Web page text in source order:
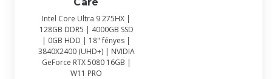
Intel Core Ultra 9 275HX |
128GB DDR5 | 4000GB SSD
| 0GB HDD | 18" fényes |
3840X2400 (UHD+) | NVIDIA
GeForce RTX 5080 16GB |
W11 PRO